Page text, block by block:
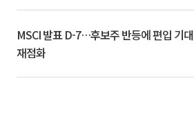
MSCI 발표 D-7…후보주 반등에 편입 기대
재점화